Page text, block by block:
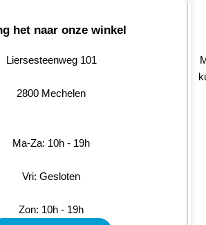
het naar onze winkel
Liersesteenweg 101
2800 Mechelen
Ma-Za: 10h - 19h
Vri: Gesloten
Zon: 10h - 19h